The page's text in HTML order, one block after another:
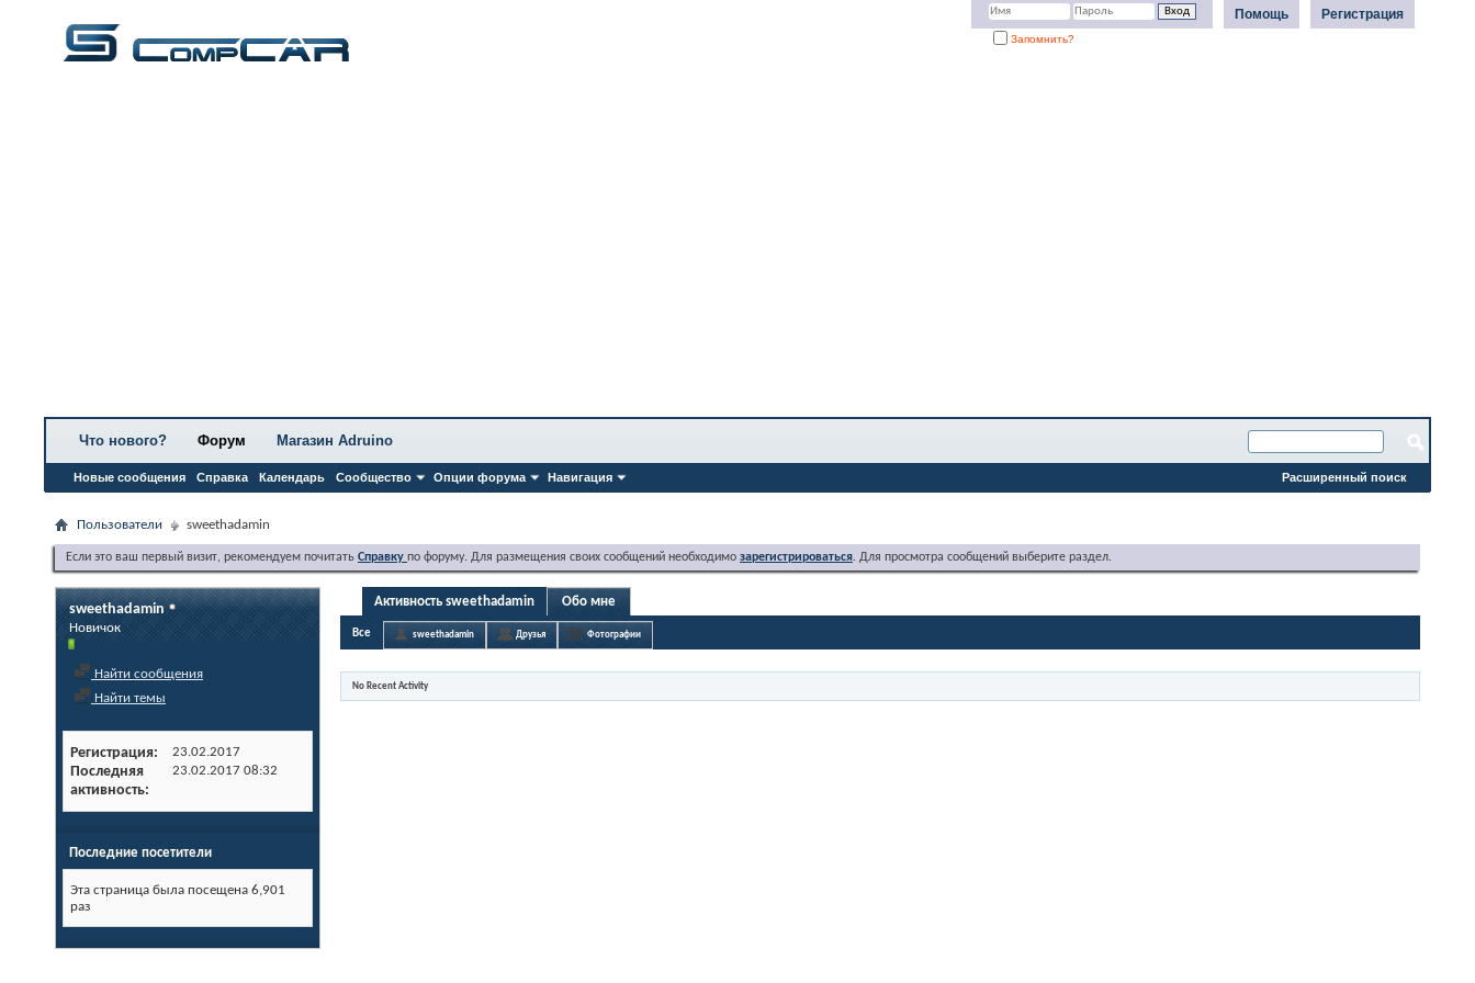
Регистрация
Помощь
Запомнить?
Что нового? Форум
Новые сообщения Справка Календарь Сообщество Опции форума Навигация
Магазин Adruino
Расширенный поиск
Пользователи sweethadamin
Если это ваш первый визит, рекомендуем почитать Справку по форуму. Для размещения своих сообщений необходимо зарегистрироваться. Для просмотра сообщений выберите раздел.
sweethadamin
Новичок
Найти сообщения
Найти темы
Регистрация 23.02.2017
Последняя
активность
23.02.2017 08:32
Последние посетители
Эта страница была посещена 6,901
раз
Активность sweethadamin Обо мне
Все sweethadamin Друзья Фотографии
No Recent Activity